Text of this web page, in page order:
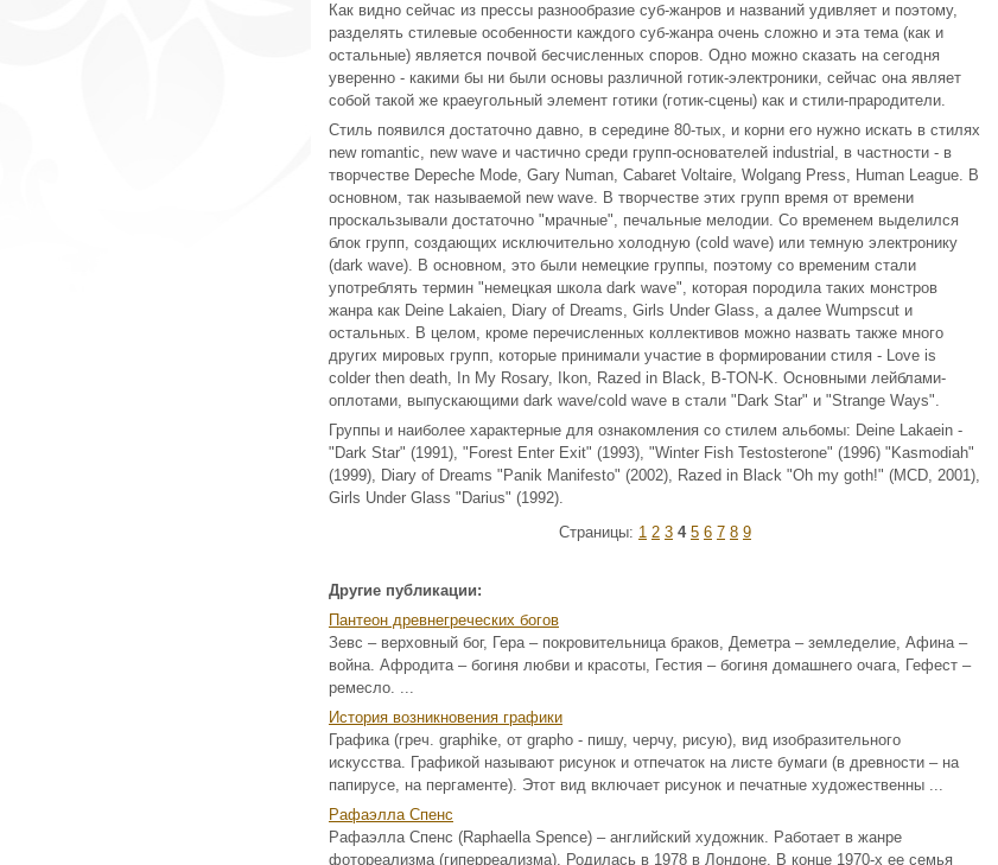
Как видно сейчас из прессы разнообразие суб-жанров и названий удивляет и поэтому,
разделять стилевые особенности каждого суб-жанра очень сложно и эта тема (как и
остальные) является почвой бесчисленных споров. Одно можно сказать на сегодня
уверенно - какими бы ни были основы различной готик-электроники, сейчас она являет
собой такой же краеугольный элемент готики (готик-сцены) как и стили-прародители.
Стиль появился достаточно давно, в середине 80-тых, и корни его нужно искать в стилях
new romantic, new wave и частично среди групп-основателей industrial, в частности - в
творчестве Depeche Mode, Gary Numan, Cabaret Voltaire, Wolgang Press, Human League. В
основном, так называемой new wave. В творчестве этих групп время от времени
проскальзывали достаточно "мрачные", печальные мелодии. Со временем выделился
блок групп, создающих исключительно холодную (cold wave) или темную электронику
(dark wave). В основном, это были немецкие группы, поэтому со временим стали
употреблять термин "немецкая школа dark wave", которая породила таких монстров
жанра как Deine Lakaien, Diary of Dreams, Girls Under Glass, а далее Wumpscut и
остальных. В целом, кроме перечисленных коллективов можно назвать также много
других мировых групп, которые принимали участие в формировании стиля - Love is
colder then death, In My Rosary, Ikon, Razed in Black, B-TON-K. Основными лейблами-
оплотами, выпускающими dark wave/cold wave в стали "Dark Star" и "Strange Ways".
Группы и наиболее характерные для ознакомления со стилем альбомы: Deine Lakaein -
"Dark Star" (1991), "Forest Enter Exit" (1993), "Winter Fish Testosterone" (1996) "Kasmodiah"
(1999), Diary of Dreams "Panik Manifesto" (2002), Razed in Black "Oh my goth!" (MCD, 2001),
Girls Under Glass "Darius" (1992).
Страницы: 1 2 3 4 5 6 7 8 9
Другие публикации:
Пантеон древнегреческих богов
Зевс – верховный бог, Гера – покровительница браков, Деметра – земледелие, Афина –
война. Афродита – богиня любви и красоты, Гестия – богиня домашнего очага, Гефест –
ремесло. ...
История возникновения графики
Графика (греч. graphike, от grapho - пишу, черчу, рисую), вид изобразительного
искусства. Графикой называют рисунок и отпечаток на листе бумаги (в древности – на
папирусе, на пергаменте). Этот вид включает рисунок и печатные художественны ...
Рафаэлла Спенс
Рафаэлла Спенс (Raphaella Spence) – английский художник. Работает в жанре
фотореализма (гиперреализма). Родилась в 1978 в Лондоне. В конце 1970-х ее семья